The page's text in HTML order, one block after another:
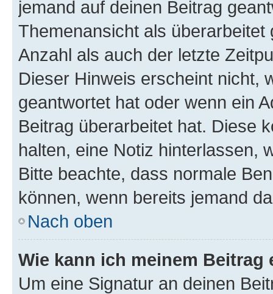
jemand auf deinen Beitrag
Themenansicht als
Anzahl als auch der letzte
Dieser Hinweis erscheint nicht,
geantwortet hat oder wenn ein
Beitrag überarbeitet hat. Diese
halten, eine Notiz hinterlassen,
Bitte beachte, dass normale
können, wenn bereits jemand
Nach oben
Wie kann ich meinem
Um eine Signatur an deinen